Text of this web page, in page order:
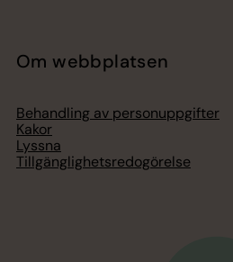
Om webbplatsen
Behandling av personuppgifter
Kakor
Lyssna
Tillgänglighetsredogörelse